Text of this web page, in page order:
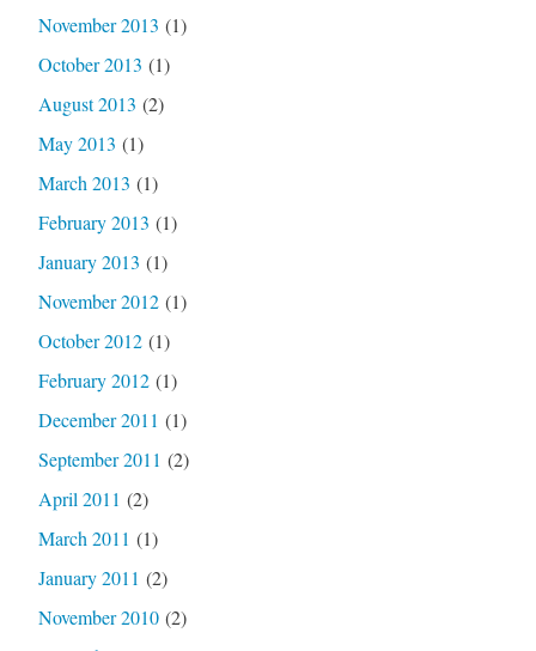
November 2013 (1)
October 2013 (1)
August 2013 (2)
May 2013 (1)
March 2013 (1)
February 2013 (1)
January 2013 (1)
November 2012(1)
October 2012(1)
February 2012(1)
December 2011 (1)
September 2011 (2)
April 2011 (2)
March 2011 (1)
January 2011 (2)
November 2010(2)